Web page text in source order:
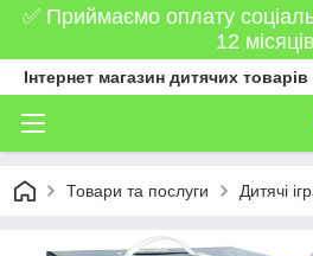
✅ Приймаємо оплату
12 місяців
Інтернет магазин дитячих
Товари та послуги Дитячі